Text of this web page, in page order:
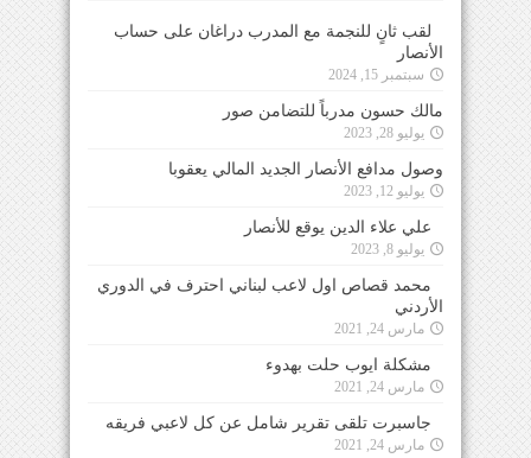
لقب ثانٍ للنجمة مع المدرب دراغان على حساب
الأنصار
سبتمبر 15, 2024
مالك حسون مدرباً للتضامن صور
يوليو 28, 2023
وصول مدافع الأنصار الجديد المالي يعقوبا
يوليو 12, 2023
علي علاء الدين يوقع للأنصار
يوليو 8, 2023
محمد قصاص اول لاعب لبناني احترف في الدوري
الأردني
مارس 24, 2021
مشكلة ايوب حلت بهدوء
مارس 24, 2021
جاسبرت تلقى تقرير شامل عن كل لاعبي فريقه
مارس 24, 2021